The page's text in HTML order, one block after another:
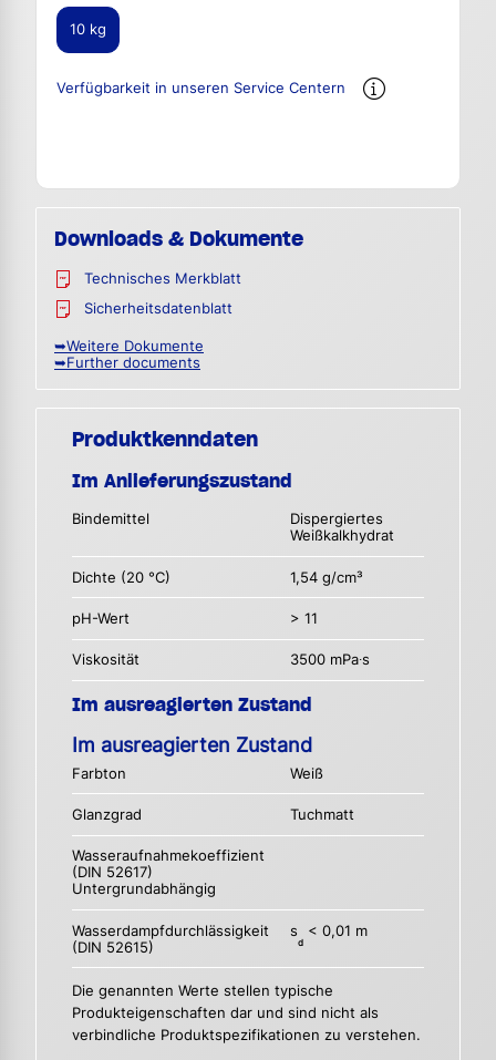
10 kg
Verfügbarkeit in unseren Service Centern
Downloads & Dokumente
Technisches Merkblatt
Sicherheitsdatenblatt
➥Weitere Dokumente
➥Further documents
Produktkenndaten
Im Anlieferungszustand
Bindemittel
Dispergiertes
Weißkalkhydrat
Dichte (20 °C) 1,54 g/cm³
pH-Wert > 11
Viskosität 3500 mPa∙s
Im ausreagierten Zustand
Im ausreagierten Zustand
Farbton Weiß
Glanzgrad Tuchmatt
Wasseraufnahmekoeffizient
(DIN 52617)
Untergrundabhängig
Wasserdampfdurchlässigkeit
(DIN 52615)
s
d
< 0,01 m
Die genannten Werte stellen typische
Produkteigenschaften dar und sind nicht als
verbindliche Produktspezifikationen zu verstehen.